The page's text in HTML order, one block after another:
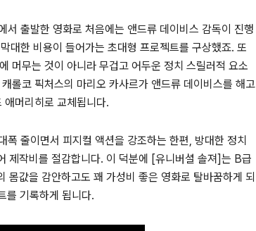
서 출발한 영화로 처음에는 앤드류 데이비스 감독이 진행
대한 비용이 들어가는 초대형 프로젝트를 구상했죠. 또
머무는 것이 아니라 무겁고 어두운 정치 스릴러적 요소
롤코 픽처스의 마리오 카사르가 앤드류 데이비스를 해고
애머리히로 교체됩니다.
폭 줄이면서 피지컬 액션을 강조하는 한편, 방대한 정치
제작비를 절감합니다. 이 덕분에 [유니버셜 솔져]는 B급
몸값을 감안하고도 꽤 가성비 좋은 영화로 탈바꿈하게 되
를 기록하게 됩니다.